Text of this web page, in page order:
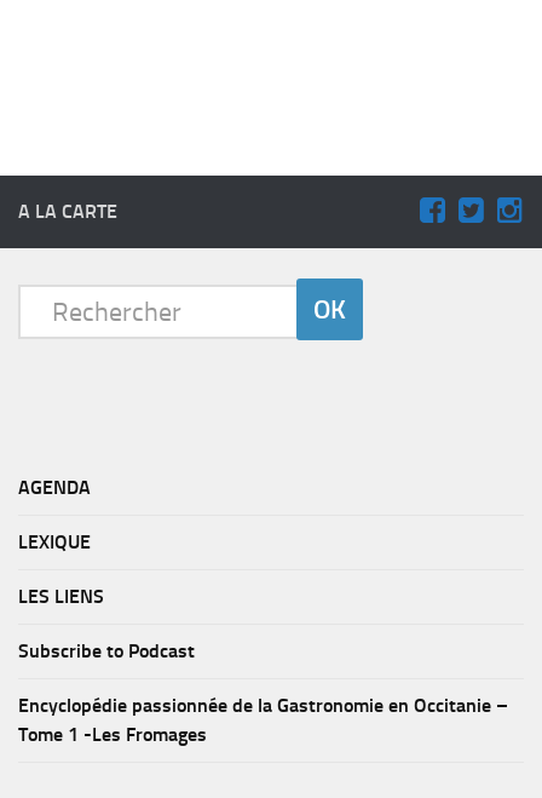
A LA CARTE
AGENDA
LEXIQUE
LES LIENS
Subscribe to Podcast
Encyclopédie passionnée de la Gastronomie en Occitanie –
Tome 1 -Les Fromages